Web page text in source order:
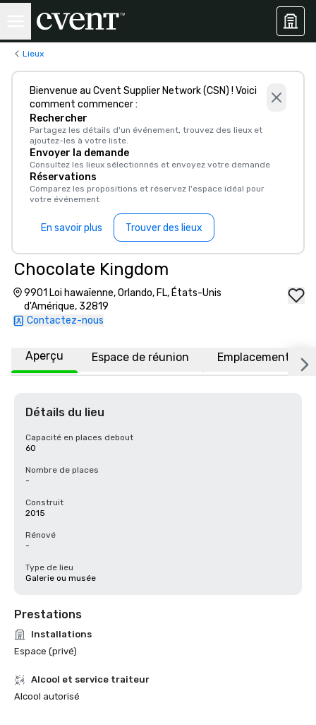
Lieux
Bienvenue au Cvent Supplier Network (CSN) ! Voici
comment commencer :
Rechercher
Partagez les détails d'un événement, trouvez des lieux et
ajoutez-les à votre liste.
Envoyer la demande
Consultez les lieux sélectionnés et envoyez votre demande
Réservations
Comparez les propositions et réservez l'espace idéal pour
votre événement
En savoir plus Trouver des lieux
Chocolate Kingdom
9901 Loi hawaïenne, Orlando, FL, États-Unis
d'Amérique, 32819
Contactez-nous
Aperçu Espace de réunion Emplacement
Détails du lieu
Capacité en places debout
60
Nombre de places
-
Construit
2015
Rénové
-
Type de lieu
Galerie ou musée
Prestations
Installations
Espace (privé)
Alcool et service traiteur
Alcool autorisé